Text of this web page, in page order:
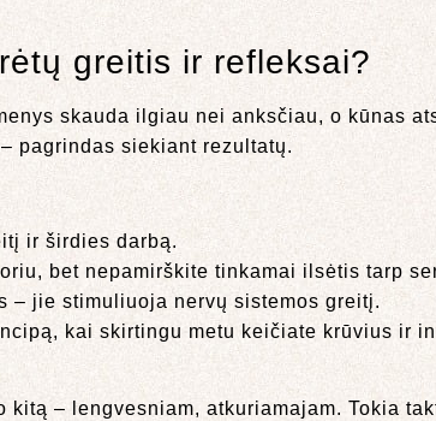
greitis ir refleksai?
skauda ilgiau nei anksčiau, o kūnas
pagrindas siekiant rezultatų.
ir širdies darbą.
bet nepamirškite tinkamai ilsėtis tarp
– jie stimuliuoja nervų sistemos greitį.
kai skirtingu metu keičiate krūvius ir
– lengvesniam, atkuriamajam. Tokia